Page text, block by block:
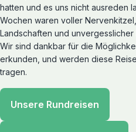
hatten und es uns nicht ausreden
Wochen waren voller
Landschaften und
Wir sind dankbar für die
erkunden, und werden diese
tragen.
Unsere Rundreisen